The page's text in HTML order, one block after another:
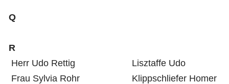
Q
R
Herr Udo Rettig
Lisztaffe Udo
Frau Sylvia Rohr
Klippschliefer Homer